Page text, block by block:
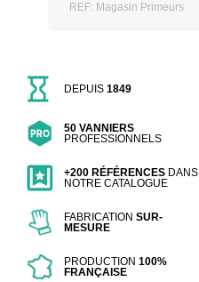
REF: Magasin Primeurs
DEPUIS1849
50 VANNIERS
PROFESSIONNELS
+200 RÉFÉRENCES DANS
NOTRE CATALOGUE
FABRICATIONSUR-
MESURE
PRODUCTION100%
FRANÇAISE